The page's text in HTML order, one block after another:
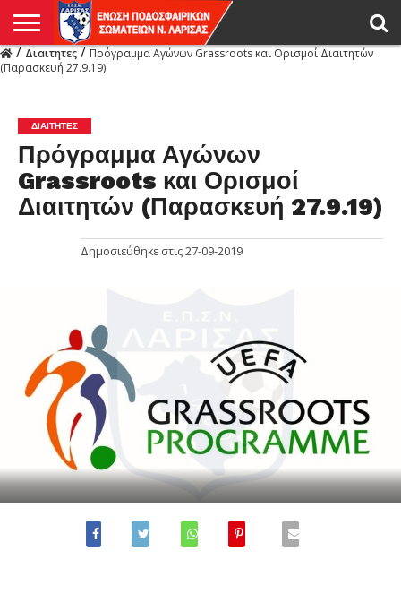
Η
ΕΝΩΣΗ
ΑΓΩΝΙΣΤΙΚΑ
ΜΙΚΤΉ
ΔΙΑΙΤΗΣΙΑ
ΠΡΩΤΑΘΛΗΜΑΤΑ
ΥΠΟΔΟΜΕΣ
ΚΥΠΕΛΛΟ
ΑΜΕΣΑ
LIVE
ΝΕΑ
ΠΡΩΤΑΘΛΗΜΑΤΑ
ΚΥΠΕΛΛΟ
ΥΠΟΔΟΜΕΣ
ΠΕΙΘΑΡΧΙΚΟ
ΜΙΚΤΗ
ΠΑΡΑΤΗΡΗΤΕΣ
ΠΡΟΠΟΝΗΤΕΣ
ΔΙΑΙΤΗΤΕΣ
VIDEO
ΓΕΝΙΚΑ
ΑΦΙΕΡΩΜΑΤΑ
ΕΚΔΗΛΩΣΕΙΣ
ΕΠΙΚΟΙΝΩΝΙΑ
/Διαιτητες/Πρόγραμμα Αγώνων Grassroots και Ορισμοί Διαιτητών
(Παρασκευή 27.9.19)
ΔΙΑΙΤΗΤΕΣ
Πρόγραμμα Αγώνων
Grassroots και Ορισμοί
Διαιτητών (Παρασκευή 27.9.19)
Δημοσιεύθηκε στις27-09-2019